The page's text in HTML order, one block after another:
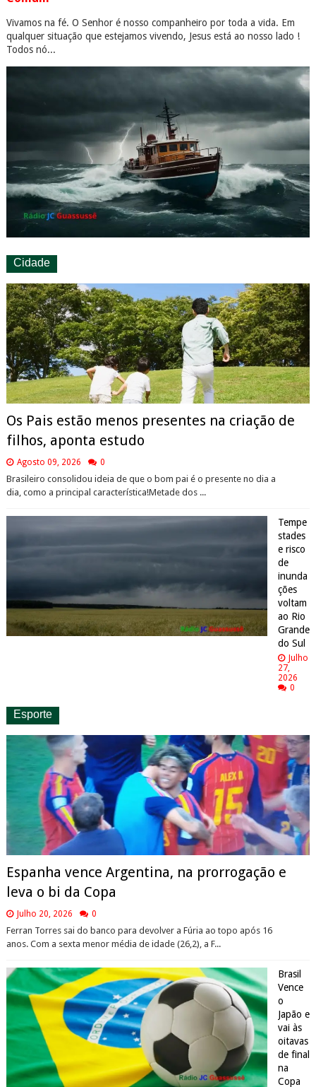
Vivamos na fé. O Senhor é nosso companheiro por toda a vida. Em
qualquer situação que estejamos vivendo, Jesus está ao nosso lado !
Todos nó...
Cidade
Os Pais estão menos presentes na criação de
filhos, aponta estudo
Agosto 09, 2026 0
Brasileiro consolidou ideia de que o bom pai é o presente no dia a
dia, como a principal característica!Metade dos ...
Tempe
stades
e risco
de
inunda
ções
voltam
ao Rio
Grande
do Sul
Julho
27,
2026
0
Esporte
Espanha vence Argentina, na prorrogação e
leva o bi da Copa
Julho 20, 2026 0
Ferran Torres sai do banco para devolver a Fúria ao topo após 16
anos. Com a sexta menor média de idade (26,2), a F...
Brasil
Vence
o
Japão e
vai às
oitavas
de final
na
Copa